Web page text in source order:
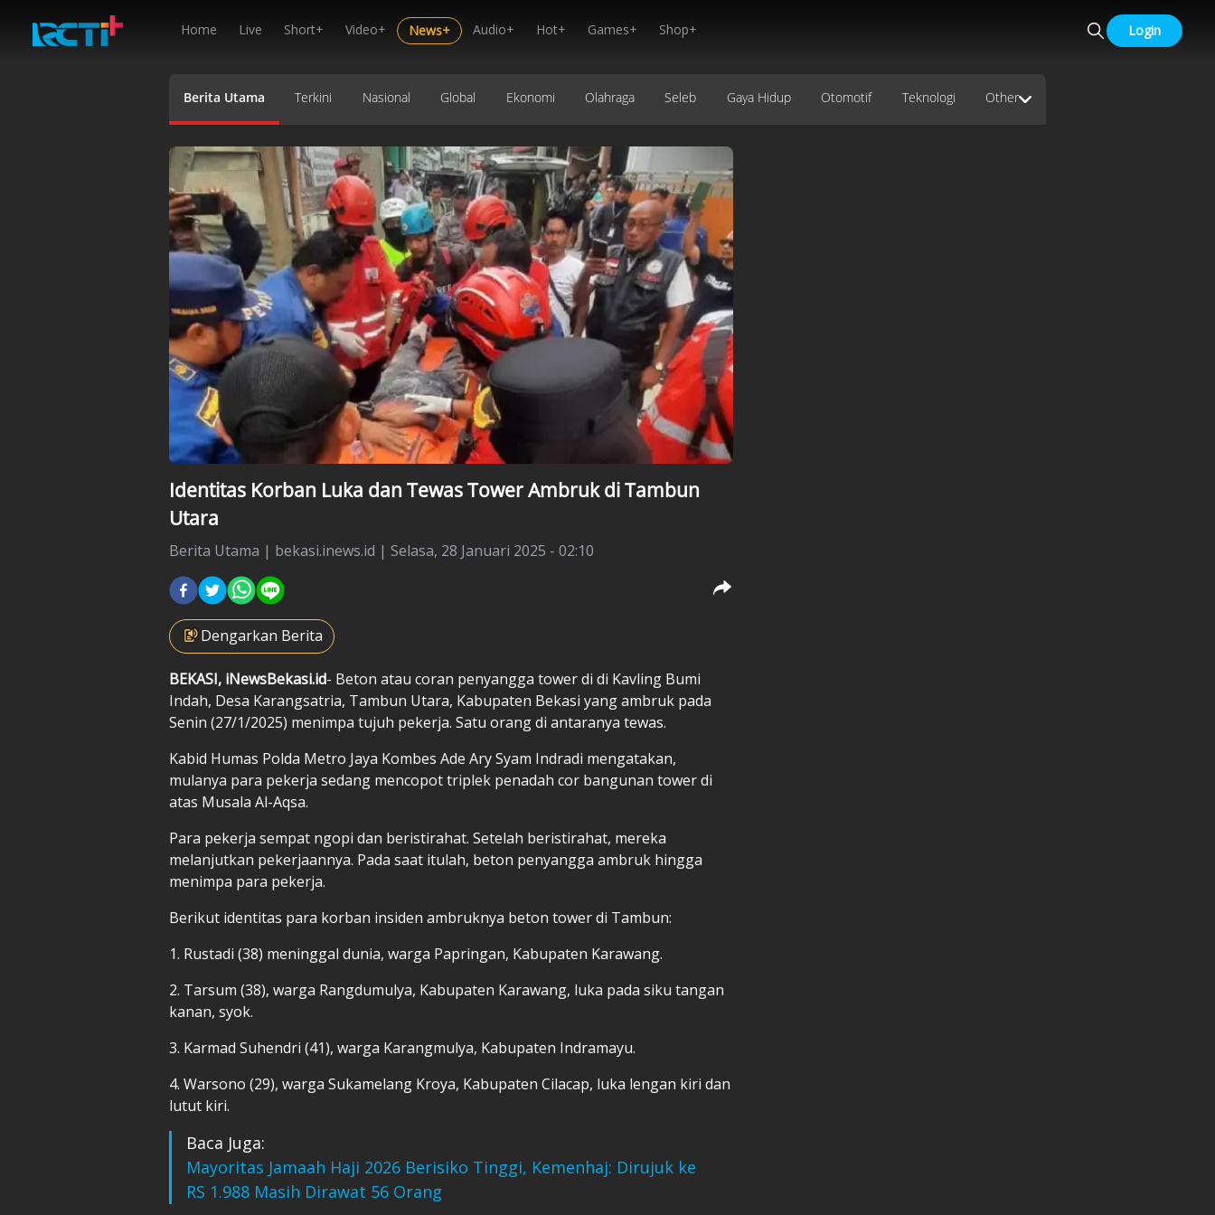
Home Live Short+ Video+ News+ Audio+ Hot+ Games+ Shop+ Login
Berita Utama Terkini Nasional Global Ekonomi Olahraga Seleb Gaya Hidup Otomotif Teknologi Other
Identitas Korban Luka dan Tewas Tower Ambruk di Tambun
Utara
Berita Utama | bekasi.inews.id | Selasa, 28 Januari 2025 - 02:10
Dengarkan Berita
BEKASI, iNewsBekasi.id- Beton atau coran penyangga tower di di Kavling Bumi
Indah, Desa Karangsatria, Tambun Utara, Kabupaten Bekasi yang ambruk pada
Senin (27/1/2025) menimpa tujuh pekerja. Satu orang di antaranya tewas.
Kabid Humas Polda Metro Jaya Kombes Ade Ary Syam Indradi mengatakan,
mulanya para pekerja sedang mencopot triplek penadah cor bangunan tower di
atas Musala Al-Aqsa.
Para pekerja sempat ngopi dan beristirahat. Setelah beristirahat, mereka
melanjutkan pekerjaannya. Pada saat itulah, beton penyangga ambruk hingga
menimpa para pekerja.
Berikut identitas para korban insiden ambruknya beton tower di Tambun:
1. Rustadi (38) meninggal dunia, warga Papringan, Kabupaten Karawang.
2. Tarsum (38), warga Rangdumulya, Kabupaten Karawang, luka pada siku tangan
kanan, syok.
3. Karmad Suhendri (41), warga Karangmulya, Kabupaten Indramayu.
4. Warsono (29), warga Sukamelang Kroya, Kabupaten Cilacap, luka lengan kiri dan
lutut kiri.
Baca Juga:
Mayoritas Jamaah Haji 2026 Berisiko Tinggi, Kemenhaj: Dirujuk ke
RS 1.988 Masih Dirawat 56 Orang